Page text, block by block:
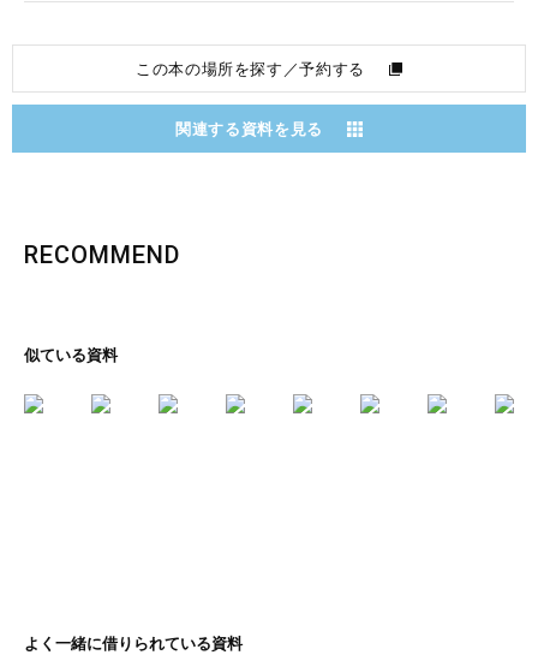
この本の場所を探す／予約する
関連する資料を見る
RECOMMEND
似ている資料
よく一緒に借りられている資料